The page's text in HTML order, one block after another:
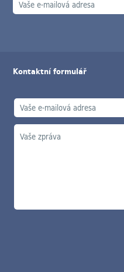
Kontaktní formulář